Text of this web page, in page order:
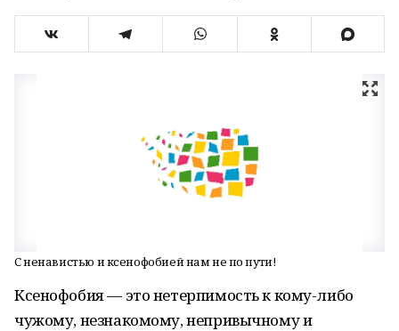
С ненавистью и ксенофобией нам не по пути!
Ксенофобия — это нетерпимость к кому-либо
чужому, незнакомому, непривычному и